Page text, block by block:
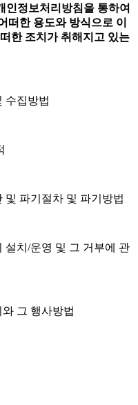
인정보처리방침을 통하여
떠한 용도와 방식으로 이
한 조치가 취해지고 있는
수집방법
및 파기절차 및 파기방법
설치/운영 및 그 거부에 관
그 행사방법